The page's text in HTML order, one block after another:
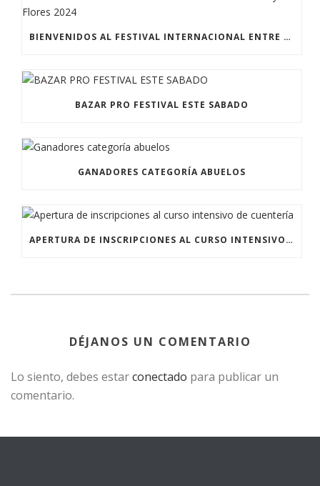
BIENVENIDOS AL FESTIVAL INTERNACIONAL ENTRE CUENTOS Y FLORES 2024
BAZAR PRO FESTIVAL ESTE SABADO
GANADORES CATEGORÍA ABUELOS
APERTURA DE INSCRIPCIONES AL CURSO INTENSIVO DE CUENTERÍA
DÉJANOS UN COMENTARIO
Lo siento, debes estarconectado para publicar un
comentario.